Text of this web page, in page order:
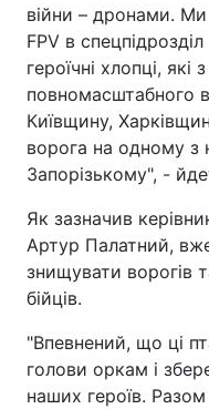
війни – дронами.
FPV в
героїчні хлопці,
повномасштабного
Київщину,
ворога на одному з
Запорізькому", -
Як зазначив
Артур Палатний,
знищувати ворогів
бійців.
"Впевнений, що ці
голови оркам і
наших героїв.